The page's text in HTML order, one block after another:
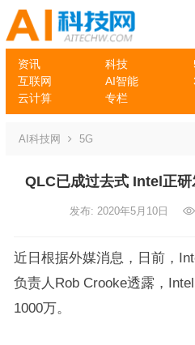
资讯 科技
互联网
AI智能
云计算
专栏
AI科技网 5G
QLC已成过去式 Intel正
发布: 2020年5月10日
近日根据外媒消息，日前，
负责人Rob Crooke透露，
1000万。